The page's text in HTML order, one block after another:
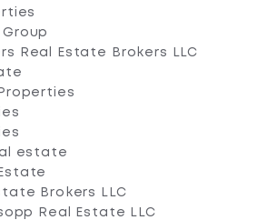
Group
Real Estate Brokers LLC
Properties
estate
Brokers LLC
Real Estate LLC